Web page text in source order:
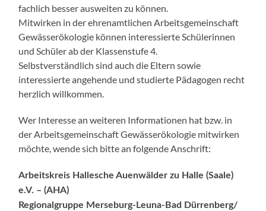
fachlich besser ausweiten zu können.
Mitwirken in der ehrenamtlichen Arbeitsgemeinschaft
Gewässerökologie können interessierte Schülerinnen
und Schüler ab der Klassenstufe 4.
Selbstverständlich sind auch die Eltern sowie
interessierte angehende und studierte Pädagogen recht
herzlich willkommen.
Wer Interesse an weiteren Informationen hat bzw. in
der Arbeitsgemeinschaft Gewässerökologie mitwirken
möchte, wende sich bitte an folgende Anschrift:
Arbeitskreis Hallesche Auenwälderzu Halle (Saale)
e.V. – (AHA)
Regionalgruppe Merseburg-Leuna-Bad Dürrenberg/